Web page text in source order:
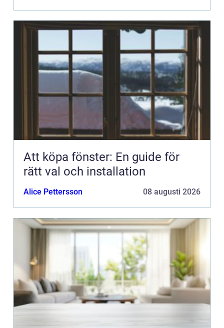
Att köpa fönster: En guide för
rätt val och installation
Alice Pettersson 08 augusti 2026